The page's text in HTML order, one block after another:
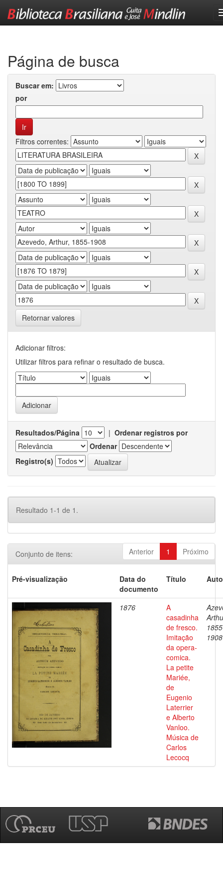
Página de busca
Buscar em:
por
Filtros correntes:
Retornar valores
Adicionar filtros:
Utilizar filtros para refinar o resultado de busca.
Resultados/Página | Ordenar registros por
Ordenar
Registro(s)
Resultado 1-1 de 1.
Anterior 1 Próximo
Conjunto de itens:
Pré-visualização
Data do
documento
Título
1876
A
casadinha
de fresco.
Imitação
da opera-
comica.
La petite
Mariée,
de
Eugenio
Laterrier
e Alberto
Vanloo.
Música de
Carlos
Lecocq
1908